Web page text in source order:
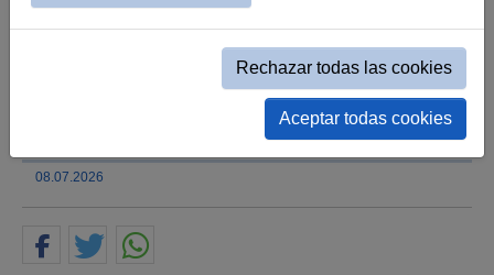
El encuentro, celebrado hoy, ha contado con
la participación de los alcaldes de Madrid y
Jerez y ha reunido a más de un centenar de
representantes institucionales y de la
gastronomía a nivel nacional
08.07.2026
Rechazar todas las cookies
Aceptar todas cookies